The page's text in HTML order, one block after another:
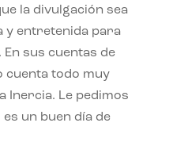
la divulgación sea
y entretenida para
sus cuentas de
cuenta todo muy
Inercia. Le pedimos
un buen día de